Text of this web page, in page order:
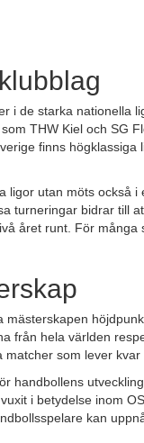
i de starka nationella
THW Kiel och SG
finns
ligor utan möts också
turneringar bidrar till
året runt. För
från hela världen
som lever
handbollens
i betydelse inom
kan